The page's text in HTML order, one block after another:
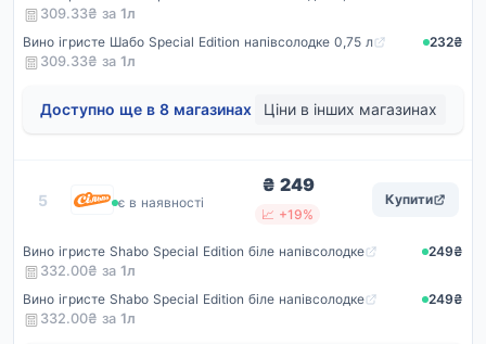
309.33₴ за 1л
Вино ігристе Шабо Special Edition напівсолодке 0,75 л
232₴
309.33₴ за 1л
Доступно ще в 8 магазинах Ціни в інших магазинах
5 Сільпо
є в наявності
₴ 249
📈 +19%
Купити
Вино ігристе Shabo Special Edition біле напівсолодке
249₴
332.00₴ за 1л
Вино ігристе Shabo Special Edition біле напівсолодке
249₴
332.00₴ за 1л